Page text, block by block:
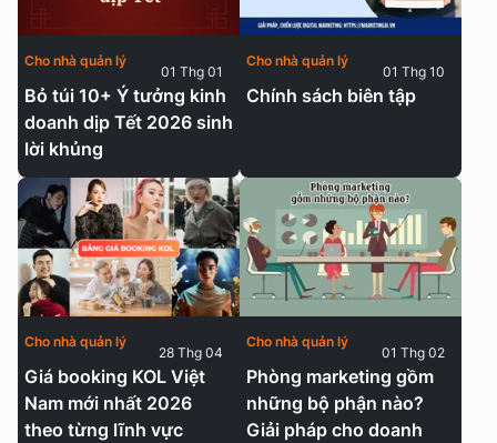
Bỏ túi 10+ Ý tưởng kinh
doanh dịp Tết 2026 sinh
lời khủng
Cho nhà quản lý
01 Thg 01
Chính sách biên tập
Cho nhà quản lý
01 Thg 10
Giá booking KOL Việt
Nam mới nhất 2026
theo từng lĩnh vực
Cho nhà quản lý
28 Thg 04
Phòng marketing gồm
những bộ phận nào?
Giải pháp cho doanh
Cho nhà quản lý
01 Thg 02